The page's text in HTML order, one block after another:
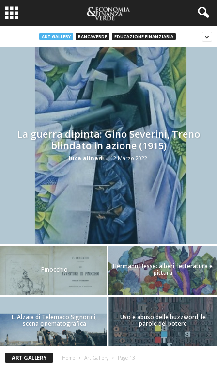
ART GALLERY BANCAVERDE EDUCAZIONE FINANZIARIA
La guerra dipinta: Gino Severini, Treno
blindato in azione (1915)
luca alinari - 12 Marzo 2022
Pinocchio
Hermann Hesse: alberi, letteratura e
pittura
L’ Alzaia di Telemaco Signorini,
scena cinematografica
Uso e abuso delle buzzword, le
parole del potere
ART GALLERY Home Art Gallery Page 13